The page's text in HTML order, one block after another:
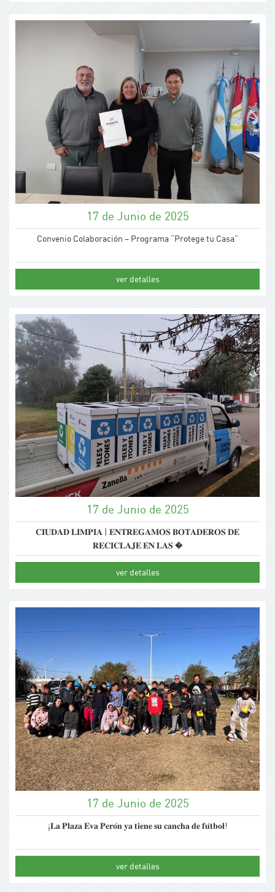
17 de Junio de 2025
Convenio Colaboración – Programa “Protege tu Casa”
ver detalles
17 de Junio de 2025
𝐂𝐈𝐔𝐃𝐀𝐃 𝐋𝐈𝐌𝐏𝐈𝐀 | 𝐄𝐍𝐓𝐑𝐄𝐆𝐀𝐌𝐎𝐒 𝐁𝐎𝐓𝐀𝐃𝐄𝐑𝐎𝐒 𝐃𝐄
𝐑𝐄𝐂𝐈𝐂𝐋𝐀𝐉𝐄 𝐄𝐍 𝐋𝐀𝐒 �
ver detalles
17 de Junio de 2025
¡𝐋𝐚 𝐏𝐥𝐚𝐳𝐚 𝐄𝐯𝐚 𝐏𝐞𝐫𝐨́𝐧 𝐲𝐚 𝐭𝐢𝐞𝐧𝐞 𝐬𝐮 𝐜𝐚𝐧𝐜𝐡𝐚 𝐝𝐞 𝐟𝐮́𝐭𝐛𝐨𝐥!
ver detalles